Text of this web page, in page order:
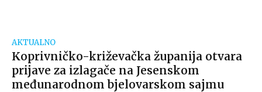
AKTUALNO
Koprivničko-križevačka županija otvara
prijave za izlagače na Jesenskom
međunarodnom bjelovarskom sajmu